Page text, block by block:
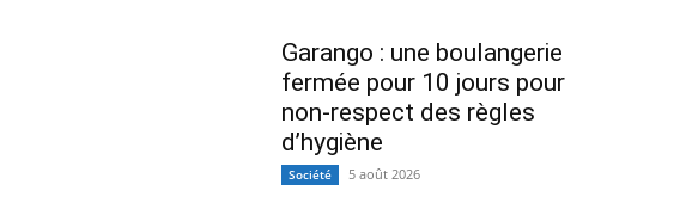
Garango : une boulangerie
fermée pour 10 jours pour
non-respect des règles
d’hygiène
Société 5 août 2026